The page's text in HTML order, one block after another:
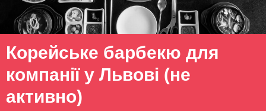
Корейське барбекю для
компанії у Львові (не
активно)